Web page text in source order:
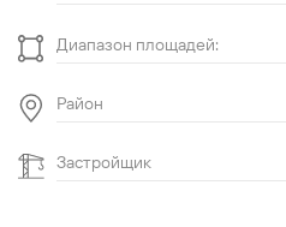
Диапазон площадей:
Район
Застройщик